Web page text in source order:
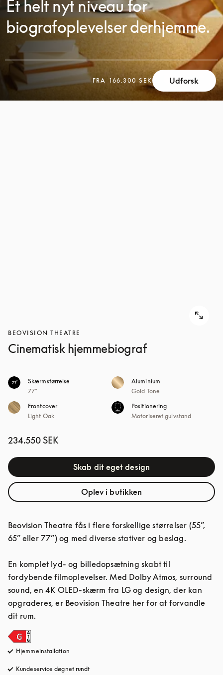
Et helt nyt niveau for
biografoplevelser derhjemme.
FRA 166.300 SEK Udforsk
BEOVISION THEATRE
Cinematisk hjemmebiograf
Skærmstørrelse
77"
Aluminium
Gold Tone
Frontcover
Light Oak
Positionering
Motoriseret gulvstand
234.550 SEK
Skab dit eget design
Oplev i butikken
Beovision Theatre fås i flere forskellige størrelser (55”,
65” eller 77”) og med diverse stativer og beslag.
En komplet lyd- og billedopsætning skabt til
fordybende filmoplevelser. Med Dolby Atmos, surround
sound, en 4K OLED-skærm fra LG og design, der kan
opgraderes, er Beovision Theatre her for at forvandle
dit rum.
Hjemmeinstallation
Kundeservice døgnet rundt